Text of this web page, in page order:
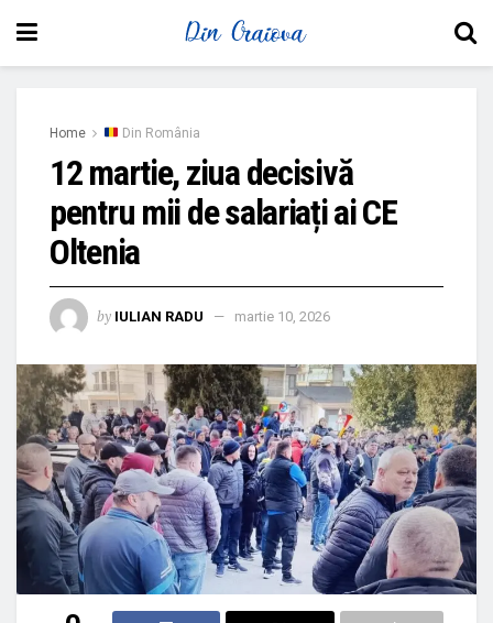
Home Din România
12 martie, ziua decisivă
pentru mii de salariați ai CE
Oltenia
by IULIAN RADU martie 10, 2026